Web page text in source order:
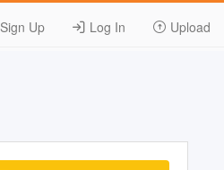
Sign Up Log In Upload